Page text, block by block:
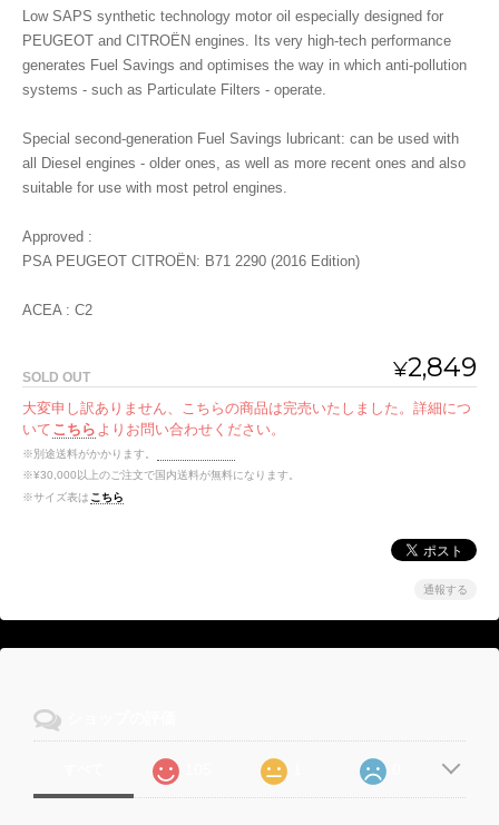
Low SAPS synthetic technology motor oil especially designed for
PEUGEOT and CITROËN engines. Its very high-tech performance
generates Fuel Savings and optimises the way in which anti-pollution
systems - such as Particulate Filters - operate.
Special second-generation Fuel Savings lubricant: can be used with
all Diesel engines - older ones, as well as more recent ones and also
suitable for use with most petrol engines.
Approved :
PSA PEUGEOT CITROËN: B71 2290 (2016 Edition)
ACEA : C2
¥2,849
SOLD OUT
大変申し訳ありません、こちらの商品は完売いたしました。詳細につ
いて こちら よりお問い合わせください。
※別途送料がかかります。
※¥30,000以上のご注文で国内送料が無料になります。
※サイズ表は こちら
通報する